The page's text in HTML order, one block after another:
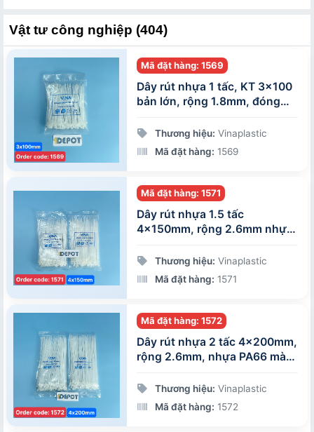
Vật tư công nghiệp (404)
Mã đặt hàng: 1569
Dây rút nhựa 1 tấc, KT 3x100
bản lớn, rộng 1.8mm, đóng
Thương hiệu: Vinaplastic
Mã đặt hàng: 1569
Mã đặt hàng: 1571
Dây rút nhựa 1.5 tấc
4x150mm, rộng 2.6mm nhựa
Thương hiệu: Vinaplastic
Mã đặt hàng: 1571
Mã đặt hàng: 1572
Dây rút nhựa 2 tấc 4x200mm,
rộng 2.6mm, nhựa PA66 màu
Thương hiệu: Vinaplastic
Mã đặt hàng: 1572